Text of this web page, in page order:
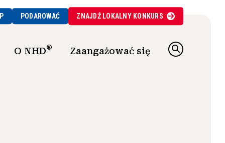
PODAROWAĆ ZNAJDŹ LOKALNYKONKURS
O NHD® Zaangażować się